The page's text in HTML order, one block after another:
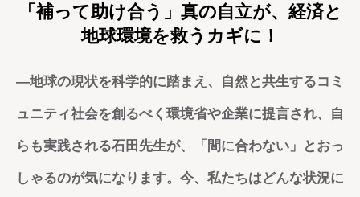
「補って助け合う」真の自立が、経済と
地球環境を救うカギに！
―地球の現状を科学的に踏まえ、自然と共生するコミ
ュニティ社会を創るべく環境省や企業に提言され、自
らも実践される石田先生が、「間に合わない」とおっ
しゃるのが気になります。今、私たちはどんな状況に